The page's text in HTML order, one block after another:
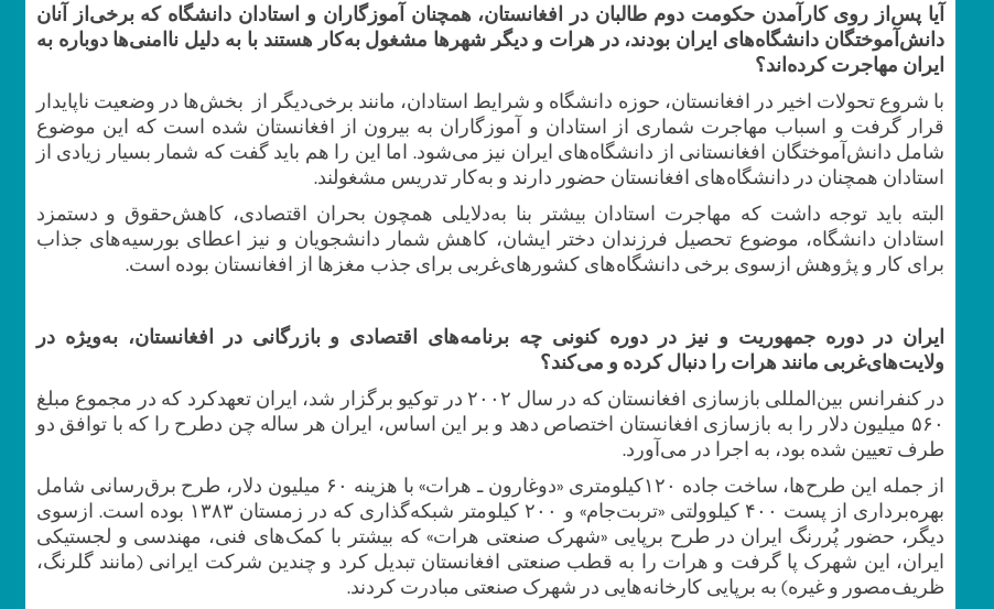
آیا پس‌از روی کارآمدن حکومت دوم طالبان در افغانستان، همچنان آموزگاران و استادان دانشگاه که برخی‌از آنان
دانش‌آموختگان دانشگاه‌های ایران بودند، در هرات و دیگر شهرها مشغول به‌کار هستند با به دلیل ناامنی‌ها دوباره به
ایران مهاجرت کرده‌اند؟
با شروع تحولات ‌اخیر در افغانستان، حوزه دانشگاه و شرایط استادان، مانند برخی‌دیگر از بخش‌ها در وضعیت ناپایدار
قرار گرفت و اسباب مهاجرت شماری ‌از استادان و آموزگاران به بیرون از افغانستان شده است که این موضوع
شامل دانش‌آموختگان افغانستانی از دانشگاه‌های ایران نیز می‌شود. اما این ‌را‌ هم باید گفت که شمار بسیار زیادی از
استادان همچنان در دانشگاه‌های افغانستان حضور دارند و به‌کار تدریس مشغولند.
البته باید توجه‌ داشت که مهاجرت استادان بیشتر بنا به‌دلایلی همچون بحران اقتصادی، کاهش‌حقوق و دستمزد
استادان دانشگاه، موضوع تحصیل فرزندان دختر ایشان، کاهش شمار دانشجویان و نیز اعطای بورسیه‌های‌ جذاب
برای کار و پژوهش ازسوی برخی دانشگاه‌های کشورهای‌‌غربی برای جذب مغزها از افغانستان بوده است.
ایران در دوره جمهوریت و نیز در دوره کنونی چه برنامه‌های اقتصادی و بازرگانی در افغانستان، به‌ویژه در
ولایت‌های‌غربی مانند هرات را دنبال کرده و می‌کند؟
در کنفرانس بین‌المللی بازسازی افغانستان که در سال ۲۰۰۲ در توکیو برگزار شد، ایران تعهدکرد که در مجموع مبلغ
۵۶۰ میلیون‌ دلار را به بازسازی افغانستان اختصاص دهد و بر این ‌اساس، ایران هر ساله چن دطرح را که با توافق دو
طرف تعیین شده بود، به اجرا در می‌آورد.
از جمله این طرح‌ها، ساخت جاده ۱۲۰کیلومتری «دوغارون ـ هرات» با هزینه ۶۰ میلیون‌ دلار، طرح برق‌رسانی شامل
بهره‌برداری از پست ۴۰۰ کیلوولتی «تربت‌جام» و ۲۰۰ کیلومتر شبکه‌گذاری که در زمستان ۱۳۸۳ بوده است. ازسوی
‌دیگر، حضور پُررنگ ایران در طرح برپایی «شهرک ‌صنعتی‌ هرات» که بیشتر با کمک‌های ‌فنی، مهندسی و لجستیکی
ایران، این شهرک پا گرفت و هرات را به قطب‌ صنعتی افغانستان تبدیل کرد و چندین شرکت ایرانی (مانند گلرنگ،
ظریف‌مصور و غیره) به برپایی کارخانه‌هایی در شهرک‌ صنعتی مبادرت کردند.